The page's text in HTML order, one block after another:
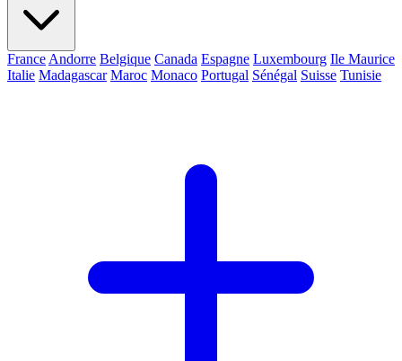
France Andorre Belgique Canada Espagne Luxembourg Ile Maurice
Italie Madagascar Maroc Monaco Portugal Sénégal Suisse Tunisie